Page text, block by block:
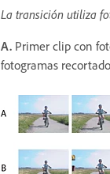
La transición utiliza
A. Primer clip con
fotogramas